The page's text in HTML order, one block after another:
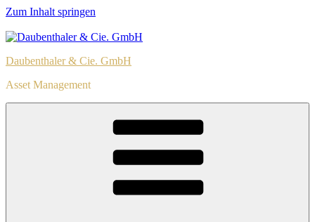
Zum Inhalt springen
Daubenthaler & Cie. GmbH
Asset Management